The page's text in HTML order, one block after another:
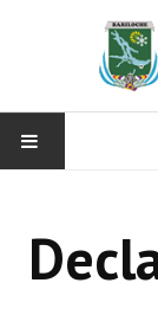
CONCEJO